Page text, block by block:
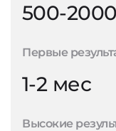
500-2000
Первые
1-2 мес
Высокие